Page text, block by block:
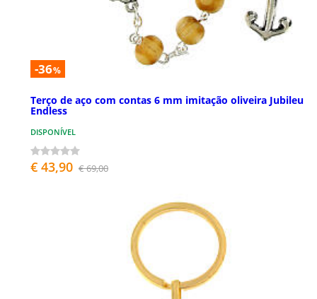
-36%
Terço de aço com contas 6 mm imitação oliveira Jubileu
Endless
DISPONÍVEL
€ 43,90 € 69,00